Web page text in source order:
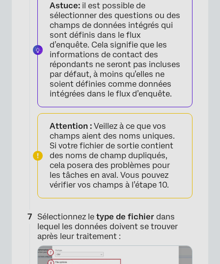
Astuce: il est possible de
sélectionner des questions ou des
champs de données intégrés qui
sont définis dans le flux
d’enquête. Cela signifie que les
informations de contact des
répondants ne seront pas incluses
par défaut, à moins qu’elles ne
soient définies comme données
intégrées dans le flux d’enquête.
Attention : Veillez à ce que vos
champs aient des noms uniques.
Si votre fichier de sortie contient
des noms de champ dupliqués,
cela posera des problèmes pour
les tâches en aval. Vous pouvez
vérifier vos champs à l’étape 10.
Sélectionnez le type de fichier dans
lequel les données doivent se trouver
après leur traitement :